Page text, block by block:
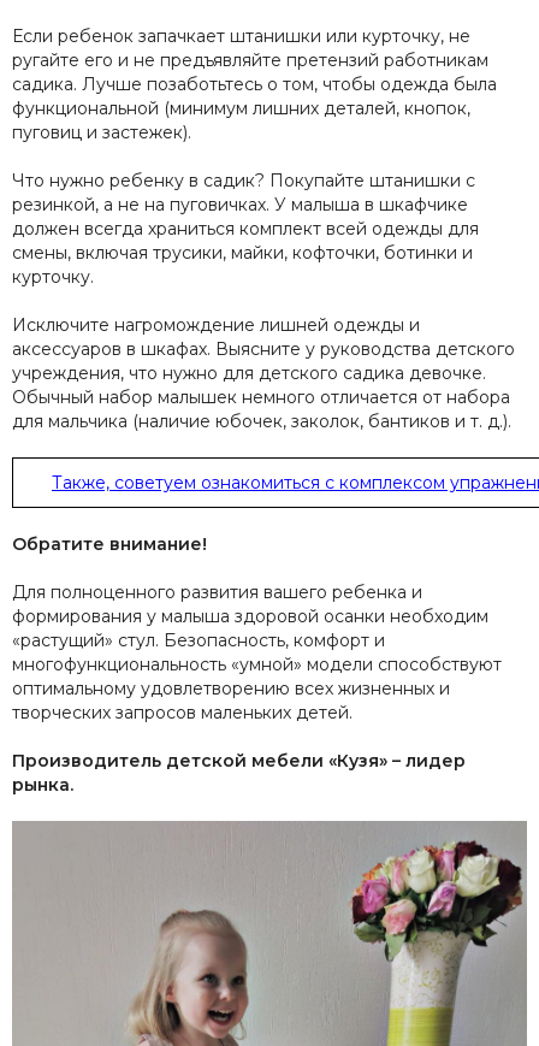
Если ребенок запачкает штанишки или курточку, не
ругайте его и не предъявляйте претензий работникам
садика. Лучше позаботьтесь о том, чтобы одежда была
функциональной (минимум лишних деталей, кнопок,
пуговиц и застежек).
Что нужно ребенку в садик? Покупайте штанишки с
резинкой, а не на пуговичках. У малыша в шкафчике
должен всегда храниться комплект всей одежды для
смены, включая трусики, майки, кофточки, ботинки и
курточку.
Исключите нагромождение лишней одежды и
аксессуаров в шкафах. Выясните у руководства детского
учреждения, что нужно для детского садика девочке.
Обычный набор малышек немного отличается от набора
для мальчика (наличие юбочек, заколок, бантиков и т. д.).
Также, советуем ознакомиться с комплексом
Обратите внимание!
Для полноценного развития вашего ребенка и
формирования у малыша здоровой осанки необходим
«растущий» стул. Безопасность, комфорт и
многофункциональность «умной» модели способствуют
оптимальному удовлетворению всех жизненных и
творческих запросов маленьких детей.
Производитель детской мебели «Кузя» – лидер
рынка.